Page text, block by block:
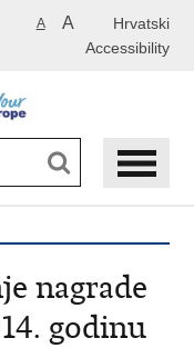
Hrvatski
A A
Accessibility
nagrade
godinu